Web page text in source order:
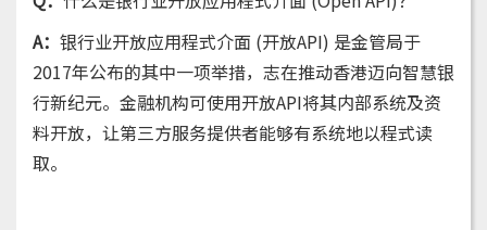
A： 银行业开放应用程式介面 (开放API) 是金管局于
2017年公布的其中一项举措，志在推动香港迈向智慧银
行新纪元。金融机构可使用开放API将其内部系统及资
料开放，让第三方服务提供者能够有系统地以程式读
取。